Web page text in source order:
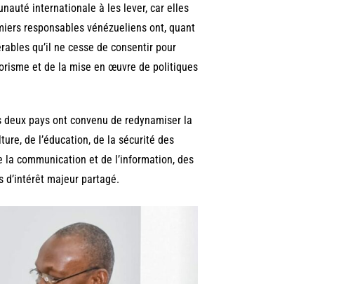
internationale à les lever, car elles
responsables vénézueliens ont, quant
qu’il ne cesse de consentir pour
et de la mise en œuvre de politiques
pays ont convenu de redynamiser la
de l’éducation, de la sécurité des
communication et de l’information, des
d’intérêt majeur partagé.